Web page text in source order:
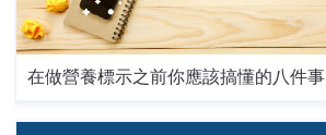
在做營養標示之前你應該搞懂的八件事